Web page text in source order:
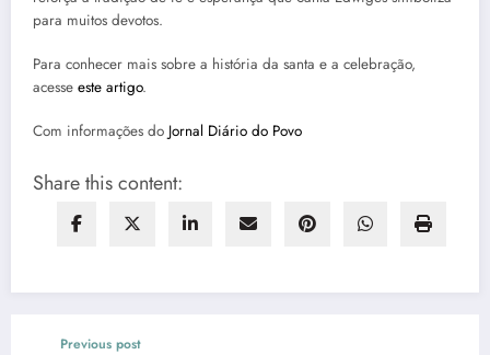
para muitos devotos.
Para conhecer mais sobre a história da santa e a celebração,
acesse este artigo.
Com informações do Jornal Diário do Povo
Share this content:
Previous post